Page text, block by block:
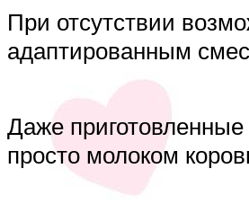
При отсутствии
адаптированным
Даже
просто молоком